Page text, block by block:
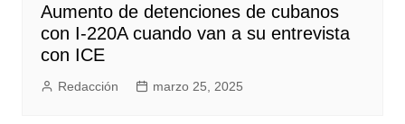
Aumento de detenciones de cubanos
con I-220A cuando van a su entrevista
con ICE
Redacción marzo 25, 2025